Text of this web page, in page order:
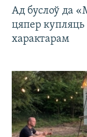
Ад буслоў да
цяпер купляць
характарам